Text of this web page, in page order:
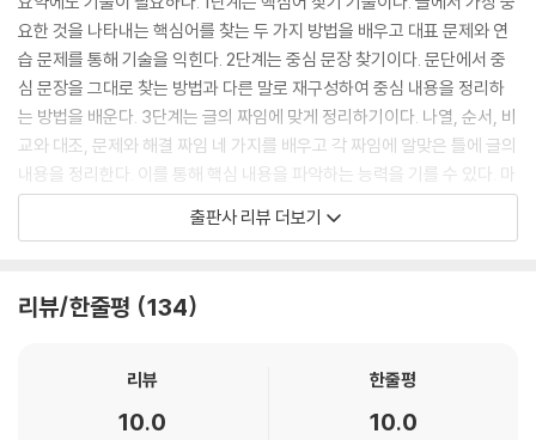
요한 것을 나타내는 핵심어를 찾는 두 가지 방법을 배우고 대표 문제와 연
습 문제를 통해 기술을 익힌다. 2단계는 중심 문장 찾기이다. 문단에서 중
심 문장을 그대로 찾는 방법과 다른 말로 재구성하여 중심 내용을 정리하
는 방법을 배운다. 3단계는 글의 짜임에 맞게 정리하기이다. 나열, 순서, 비
교와 대조, 문제와 해결 짜임 네 가지를 배우고 각 짜임에 알맞은 틀에 글의
내용을 정리한다. 이를 통해 핵심 내용을 파악하는 능력을 기를 수 있다. 마
지막 단계는 한두 문장으로 요약하기이다. 앞 단계에서 찾은 핵심 내용을
나만의 언어로 정리하는 요약하기 단계에서는 쓰기 능력까지 기를 수 있
사회부터 미술까지, 교과 연계 지문으로 학교 성적까지 잡는다!
요약독해 능력은 교과 학습력과도 밀접한 관계가 있다. 공부는 주어진 자
텍스트는 ‘교과서’이다. 시험에서도 교과서를 기본으로 중요한 부분에 대
출판사 리뷰 더보기
리뷰/한줄평 134
리뷰
10.0
한줄평
10.0